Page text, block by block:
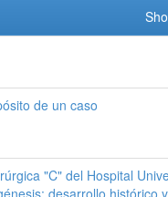
de un caso
"C" del Hospital
desarrollo histórico